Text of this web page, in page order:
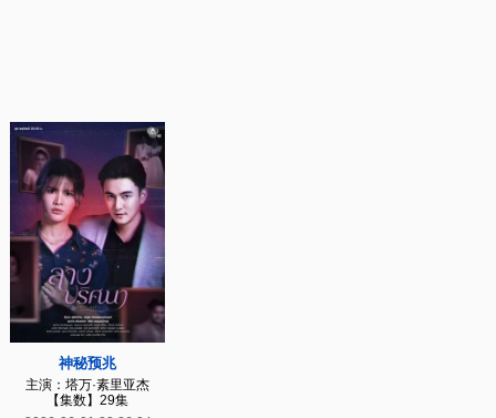
神秘预兆
主演：塔万·素里亚杰
【集数】29集